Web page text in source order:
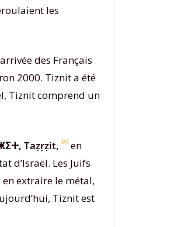
les
des Français
2000. Tiznit a été
Tiznit comprend un
Taẓṛẓit, [x] en
d’Israël. Les Juifs
extraire le métal,
Tiznit est